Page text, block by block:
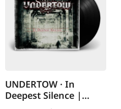
UNDERTOW · In
Deepest Silence |